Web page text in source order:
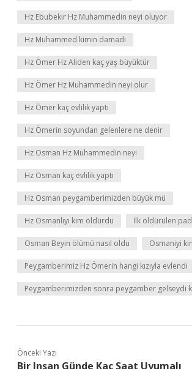
Hz Ebubekir Hz Muhammedin neyi oluyor
Hz Muhammed kimin damadı
Hz Ömer Hz Aliden kaç yaş büyüktür
Hz Ömer Hz Muhammedin neyi olur
Hz Ömer kaç evlilik yaptı
Hz Ömerin soyundan gelenlere ne denir
Hz Osman Hz Muhammedin neyi
Hz Osman kaç evlilik yaptı
Hz Osman peygamberimizden büyük mü
Hz Osmanlıyı kim öldürdü İlk öldürülen
Osman Beyin ölümü nasıl oldu Osmaniyi
Peygamberimiz Hz Ömerin hangi kızıyla evlendi
Peygamberimizden sonra peygamber gelseydi
Önceki Yazı
Bir Insan Günde Kaç Saat Uyumalı